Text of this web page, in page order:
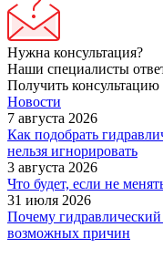
Нужна консультация?
Наши специалисты
Получить консультацию
Новости
7 августа 2026
Как подобрать
нельзя игнорировать
3 августа 2026
Что будет, если не
31 июля 2026
Почему гидравлический
возможных причин